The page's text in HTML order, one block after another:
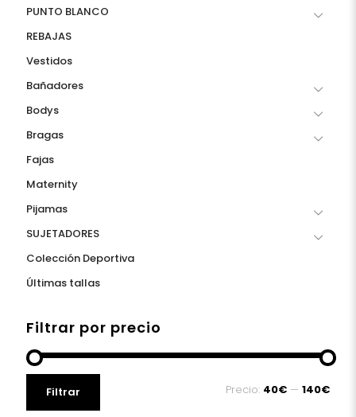
PUNTO BLANCO
REBAJAS
Vestidos
Bañadores
Bodys
Bragas
Fajas
Maternity
Pijamas
SUJETADORES
Colección Deportiva
Últimas tallas
Filtrar por precio
mínimo
máximo
Filtrar Precio: 40€ — 140€